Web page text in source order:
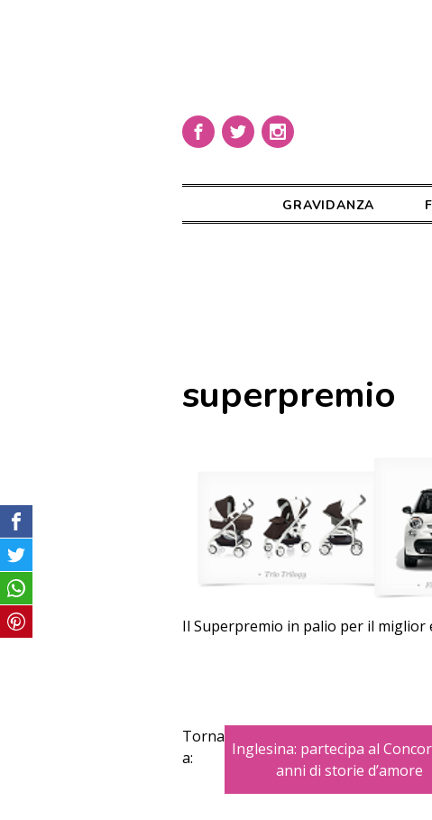
GRAVIDANZA
superpremio
Il Superpremio in palio per il miglior
Torna
a:
Inglesina: partecipa al
anni di storie d’amore